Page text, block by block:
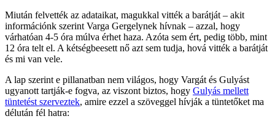
Miután felvették az adataikat, magukkal vitték a barátját – akit
információnk szerint Varga Gergelynek hívnak – azzal, hogy
várhatóan 4-5 óra múlva érhet haza. Azóta sem ért, pedig több, mint
12 óra telt el. A kétségbeesett nő azt sem tudja, hová vitték a barátját
és mi van vele.
A lap szerint e pillanatban nem világos, hogy Vargát és Gulyást
ugyanott tartják-e fogva, az viszont biztos, hogy Gulyás mellett
tüntetést szerveztek, amire ezzel a szöveggel hívják a tüntetőket ma
délután fél hatra: